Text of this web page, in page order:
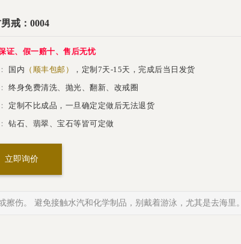
戒：0004
证、假一赔十、售后无忧
国内 （顺丰包邮）
，定制7天-15天，完成后当日发货
终身免费清洗、抛光、翻新、改戒圈
定制不比成品，一旦确定定做后无法退货
钻石、翡翠、宝石等皆可定做
立即询价
伤。 避免接触水汽和化学制品，别戴着游泳，尤其是去海里。